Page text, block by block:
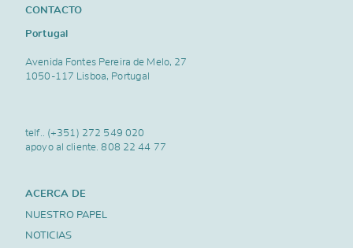
CONTACTO
Portugal
Avenida Fontes Pereira de Melo, 27
1050-117 Lisboa, Portugal
telf.. (+351) 272 549 020
apoyo al cliente.808 22 44 77
ACERCA DE
NUESTRO PAPEL
NOTICIAS